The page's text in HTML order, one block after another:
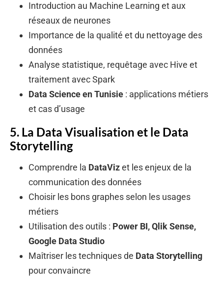
Introduction au Machine Learning et aux
réseaux de neurones
Importance de la qualité et du nettoyage des
données
Analyse statistique, requêtage avec Hive et
traitement avec Spark
Data Science en Tunisie : applications métiers
et cas d’usage
5. La Data Visualisation et le Data
Storytelling
Comprendre la DataVizet les enjeux de la
communication des données
Choisir les bons graphes selon les usages
métiers
Utilisation des outils : Power BI, Qlik Sense,
Google Data Studio
Maîtriser les techniques de Data Storytelling
pour convaincre